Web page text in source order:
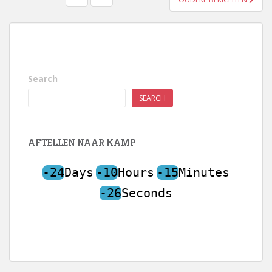
PAGINERING
Search
SEARCH
AFTELLEN NAAR KAMP
-24Days -10Hours -15Minutes
-26Seconds